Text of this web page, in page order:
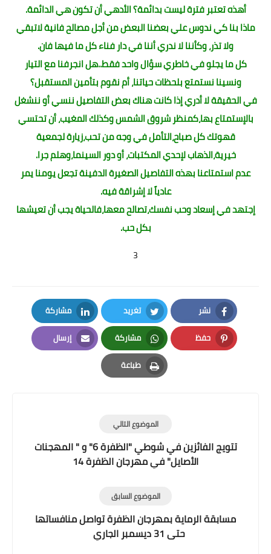
أهذه تعتبر فترة ليست بدائمة؟ الأدهي أن تكون هي الدائمة.
ماذا بنا كي ندوس علي بعضنا البعض من أجل مصالح فانية لاتبقي
ولا تذر، وكأننا لا ندري أننا في دار فناء كل ما فيها فان.
كل ما يجلو في خاطري سؤال واحد فقط..هل انجرفنا مع التيار
ونسينا نستمتع بلحظات حياتنا، أم نقوم بتأمين المستقبل؟
في الحقيقة لا أدري إذا كانت هناك بعض التفاصيل ننسي أو ننشغل
بالإستمتاع بها،كمنظر شروق الشمس وكذلك المغيب، أن تحتسي
قهوتك كل صباح،التأمل في وجه من تحب،زيارة لجمعية
خيرية،الذهاب لإحدي المكتبات، أو دور السينما،وهلم جرا.
عدم استمتاعنا بهذه التفاصيل الصغيرة الدفينة تجعل يومنا يمر
عادياً لا إشراقة فيه.
إجتهد في إسعاد وحب نفسك،تصالح معها،فالحياة يجب أن تعيشها
بكل حب.
3
نشر
Facebook
تغريد
Twitter
مشاركة
LinkedIn
حفظ
Pinterest
مشاركة
Whatsapp
إرسال
Email
طباعة
Print
الموضوع التالي
تتويج الفائزين في شوطي "الظفرة 6" و " المهجنات
الأصايل" في مهرجان الظفرة 14
الموضوع السابق
مسابقة الرماية بمهرجان الظفرة تواصل منافساتها
حتى 31 ديسمبر الجاري